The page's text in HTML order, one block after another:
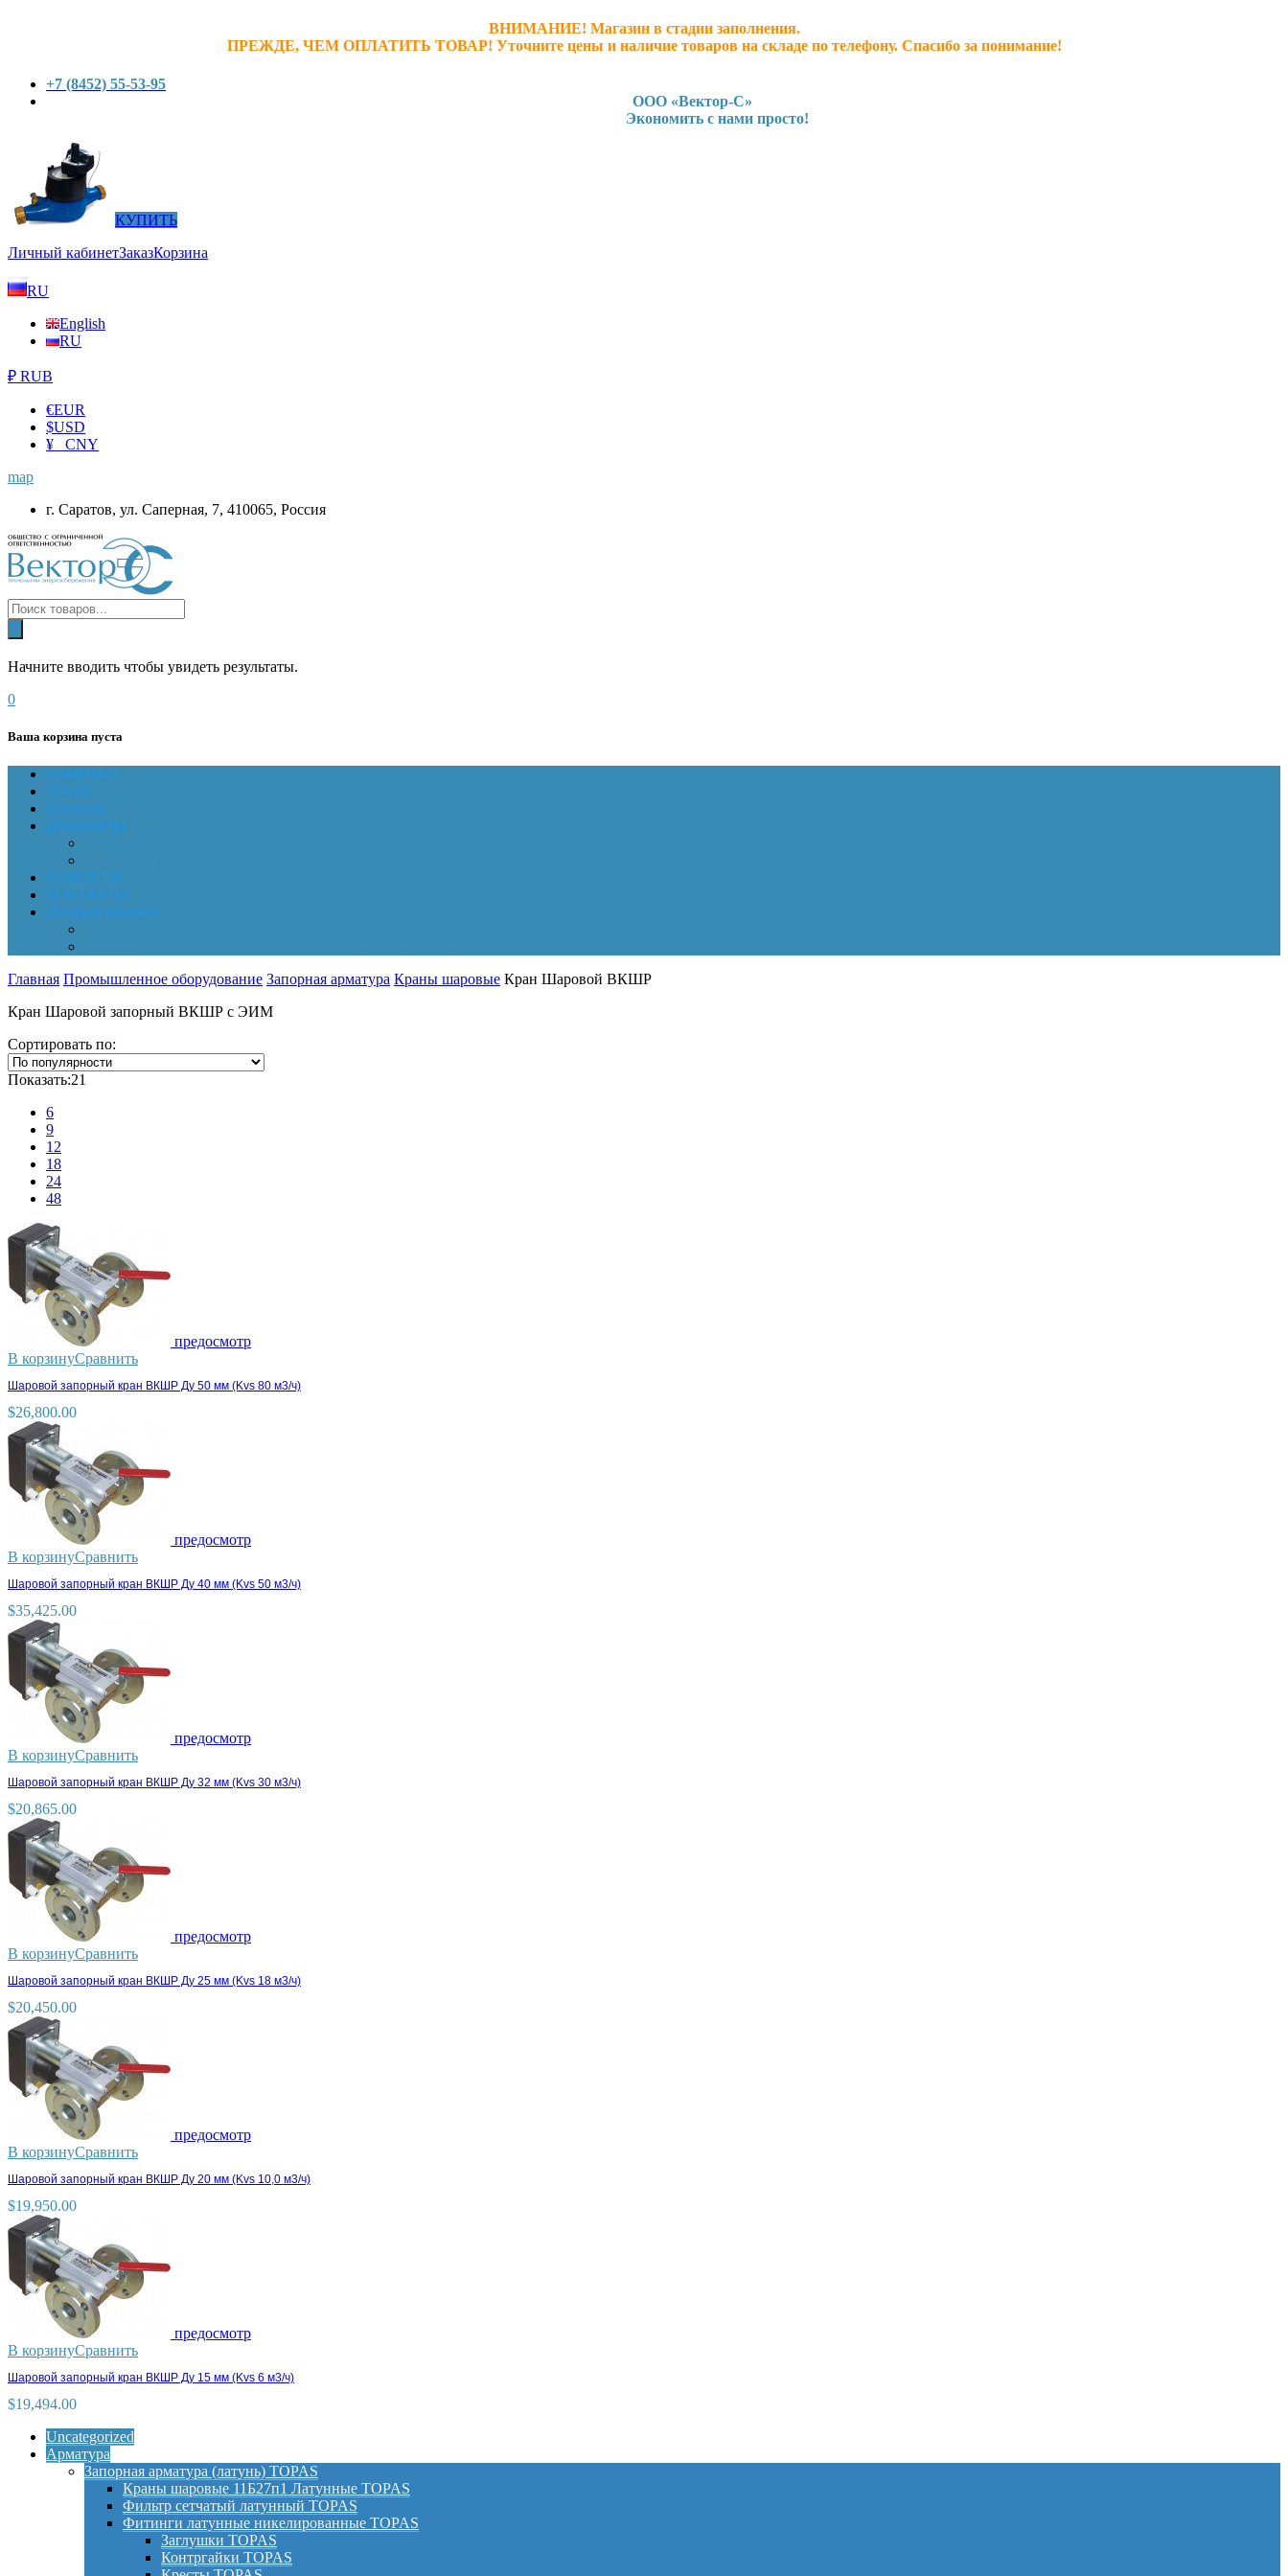
ВНИМАНИЕ! Магазин в стадии заполнения.
ПРЕЖДЕ, ЧЕМ ОПЛАТИТЬ ТОВАР! Уточните цены и наличие товаров на складе по телефону. Спасибо за понимание!
+7 (8452) 55-53-95
ООО «Вектор-С»
Экономить с нами просто!
КУПИТЬ
Личный кабинетЗаказКорзина
RU
English
RU
₽ RUB
€EUR
$USD
¥ CNY
map
г. Саратов, ул. Саперная, 7, 410065, Россия
Начните вводить чтобы увидеть результаты.
0
Ваша корзина пуста
ГЛАВНАЯ
О НАС
Магазин
Документы
НОВОСТИ
КОНТАКТЫ
Личный кабинет
Главная Промышленное оборудование Запорная арматура Краны шаровые Кран Шаровой ВКШР
Кран Шаровой запорный ВКШР с ЭИМ
Сортировать по:
Показать:21
6
9
12
18
24
48
предосмотр
В корзинуСравнить
Шаровой запорный кран ВКШР Ду 50 мм (Kvs 80 м3/ч)
$26,800.00
предосмотр
В корзинуСравнить
Шаровой запорный кран ВКШР Ду 40 мм (Kvs 50 м3/ч)
$35,425.00
предосмотр
В корзинуСравнить
Шаровой запорный кран ВКШР Ду 32 мм (Kvs 30 м3/ч)
$20,865.00
предосмотр
В корзинуСравнить
Шаровой запорный кран ВКШР Ду 25 мм (Kvs 18 м3/ч)
$20,450.00
предосмотр
В корзинуСравнить
Шаровой запорный кран ВКШР Ду 20 мм (Kvs 10,0 м3/ч)
$19,950.00
предосмотр
В корзинуСравнить
Шаровой запорный кран ВКШР Ду 15 мм (Kvs 6 м3/ч)
$19,494.00
Uncategorized
Арматура
Запорная арматура (латунь) TOPAS
Краны шаровые 11Б27п1 Латунные TOPAS
Фильтр сетчатый латунный TOPAS
Фитинги латунные никелированные TOPAS
Заглушки TOPAS
Контргайки TOPAS